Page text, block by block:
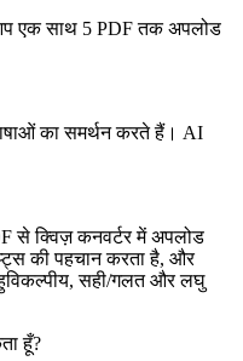
एक साथ 5 PDF तक अपलोड
का समर्थन करते हैं। AI
से क्विज़ कनवर्टर में अपलोड
की पहचान करता है, और
सही/गलत और लघु
हूँ?